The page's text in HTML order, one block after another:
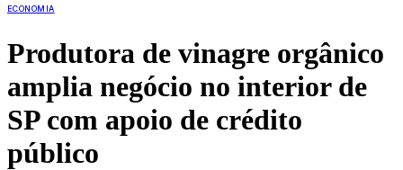
ECONOMIA
Produtora de vinagre orgânico
amplia negócio no interior de
SP com apoio de crédito
público